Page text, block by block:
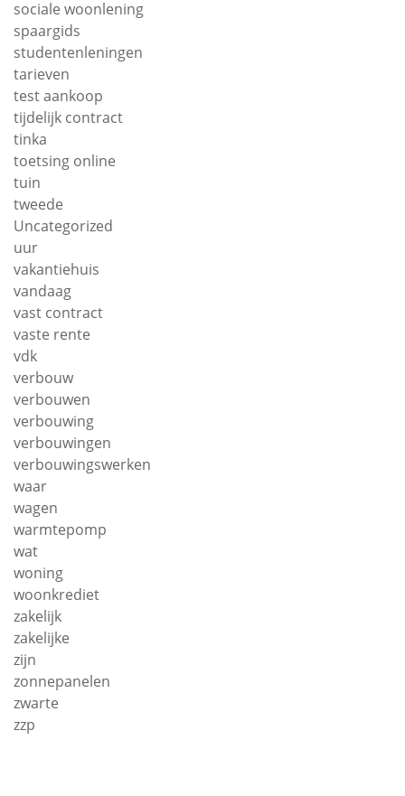
sociale woonlening
spaargids
studentenleningen
tarieven
test aankoop
tijdelijk contract
tinka
toetsing online
tuin
tweede
Uncategorized
uur
vakantiehuis
vandaag
vast contract
vaste rente
vdk
verbouw
verbouwen
verbouwing
verbouwingen
verbouwingswerken
waar
wagen
warmtepomp
wat
woning
woonkrediet
zakelijk
zakelijke
zijn
zonnepanelen
zwarte
zzp